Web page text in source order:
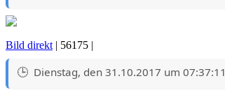
Bild direkt | 56175 |
Dienstag, den 31.10.2017 um 07:37:11